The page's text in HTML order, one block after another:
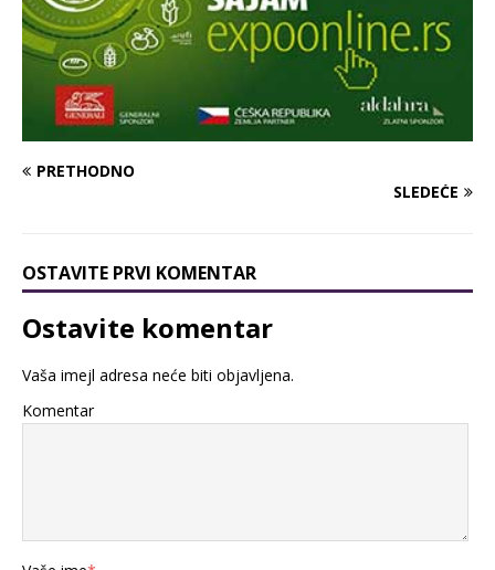
PRETHODNO
SLEDEĆE
OSTAVITE PRVI KOMENTAR
Ostavite komentar
Vaša imejl adresa neće biti objavljena.
Komentar